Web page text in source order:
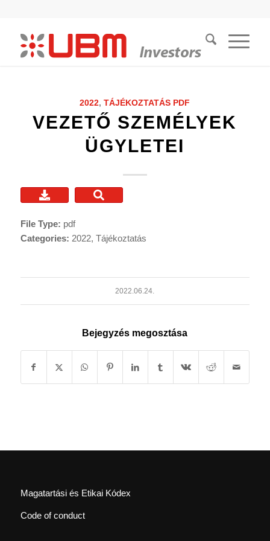
2022,TÁJÉKOZTATÁS PDF
VEZETŐ SZEMÉLYEK
ÜGYLETEI
File Type: pdf
Categories: 2022, Tájékoztatás
2022.06.24.
Bejegyzés megosztása
Magatartási és Etikai Kódex
Code of conduct